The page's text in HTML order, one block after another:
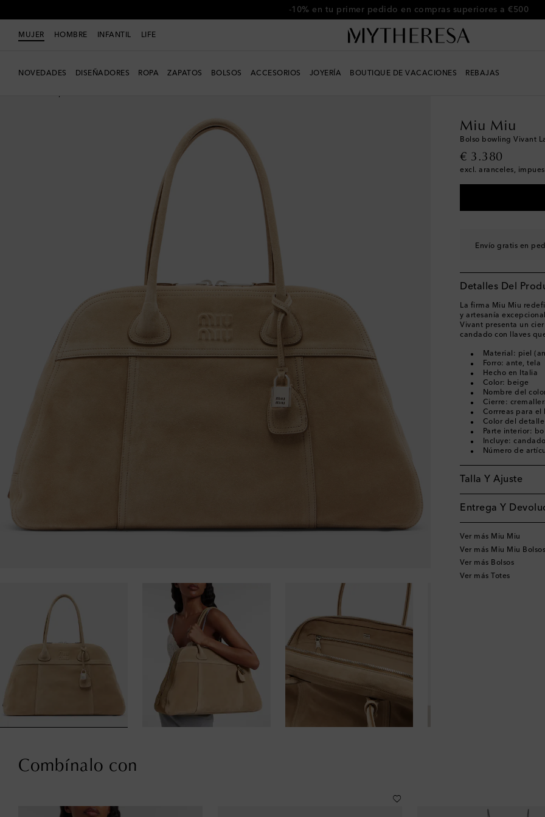
Usa el código FIRST10 para un -10% en una selección
MUJER HOMBRE INFANTIL LIFE
NOVEDADES DISEÑADORES ROPA ZAPATOS BOLSOS ACCESORIOS JOYERÍA BOUTIQUE DE VACACIONES REBAJAS
Miu Miu
Bolso bowling Vivant
€ 3.380
original price
excl. aranceles,
Envío gratis en
Detalles Del
La firma Miu Miu
y artesanía
Vivant presenta un
candado con llaves
Material: piel
Forro: ante, tela
Hecho en Italia
Color: beige
Nombre del
Cierre:
Corrreas para el
Color del
Parte interior:
Incluye:
Número de
Talla Y Ajuste
Entrega Y
Ver más Miu Miu
Ver más Miu Miu Bolsos
Ver más Bolsos
Ver más Totes
Combínalo con